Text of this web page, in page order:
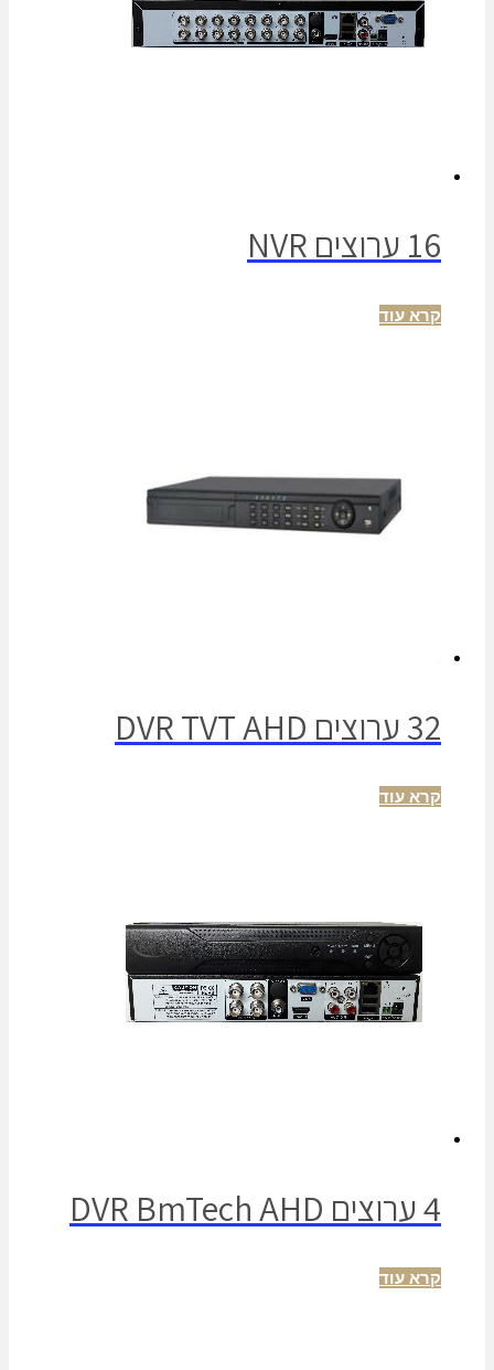
16 ערוצים NVR
קרא עוד
32 ערוצים DVR TVT AHD
קרא עוד
4 ערוצים DVR BmTech AHD
קרא עוד